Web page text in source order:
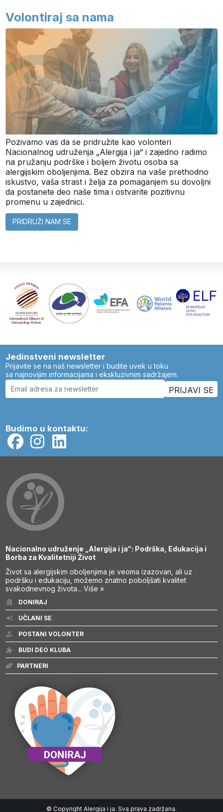
Volontiraj sa nama
Pozivamo vas da se pridružite kao volonteri
Nacionalnog udruženja „Alergija i ja“ i zajedno radimo
na pružanju podrške i boljem životu osoba sa
alergijskim oboljenjima. Bez obzira na vaše prethodno
iskustvo, vaša strast i želja za pomaganjem su dovoljni
da postanete deo naše tima i ostvarite pozitivnu
promenu u zajednici.
PRIDRUŽI NAM SE
Jedinstveni newsletter
Prijavite se na naš newsletter i budite uvek u toku
sa najnovijim informacijama i ekskluzivnim sadržajem.
Budimo u kontaktu:
Nacionalno udruženje „Alergija i ja“: Podrška, Edukacija i
Borba za Kvalitetniji Život
Život sa alergijskim oboljenjima je veoma izazovan, ali uz
podršku i edukaciju, možemo znatno poboljšati kvalitet
svakodnevnog života...Više »
DONIRAJ
UČLANI SE
POSTANI VOLONTER
BUDI DEO KLUBA
PARTNERI
© Copyright Alergija i ja. Sva prava zadržana.